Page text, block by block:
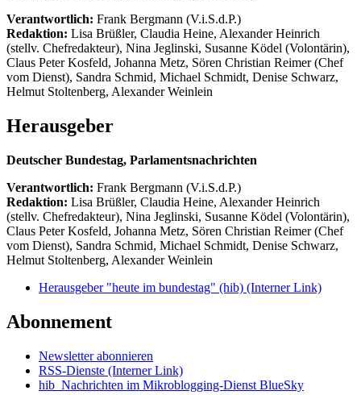
Verantwortlich: Frank Bergmann (V.i.S.d.P.)
Redaktion: Lisa Brüßler, Claudia Heine, Alexander Heinrich
(stellv. Chefredakteur), Nina Jeglinski, Susanne Ködel (Volontärin),
Claus Peter Kosfeld, Johanna Metz, Sören Christian Reimer (Chef
vom Dienst), Sandra Schmid, Michael Schmidt, Denise Schwarz,
Helmut Stoltenberg, Alexander Weinlein
Herausgeber
Deutscher Bundestag, Parlamentsnachrichten
Verantwortlich: Frank Bergmann (V.i.S.d.P.)
Redaktion: Lisa Brüßler, Claudia Heine, Alexander Heinrich
(stellv. Chefredakteur), Nina Jeglinski, Susanne Ködel (Volontärin),
Claus Peter Kosfeld, Johanna Metz, Sören Christian Reimer (Chef
vom Dienst), Sandra Schmid, Michael Schmidt, Denise Schwarz,
Helmut Stoltenberg, Alexander Weinlein
Herausgeber "heute im bundestag" (hib) (Interner Link)
Abonnement
Newsletter abonnieren
RSS-Dienste (Interner Link)
hib_Nachrichten im Mikroblogging-Dienst BlueSky